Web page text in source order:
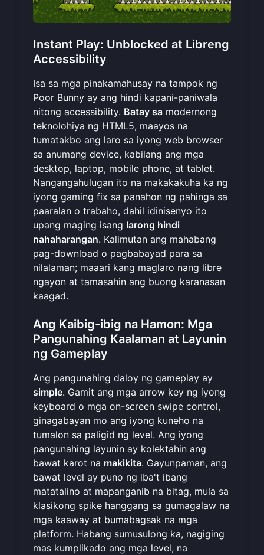
Instant Play: Unblocked at Libreng
Accessibility
Isa sa mga pinakamahusay na tampok ng
Poor Bunny ay ang hindi kapani-paniwala
nitong accessibility. Batay sa modernong
teknolohiya ng HTML5, maayos na
tumatakbo ang laro sa iyong web browser
sa anumang device, kabilang ang mga
desktop, laptop, mobile phone, at tablet.
Nangangahulugan ito na makakakuha ka ng
iyong gaming fix sa panahon ng pahinga sa
paaralan o trabaho, dahil idinisenyo ito
upang maging isang larong hindi
nahaharangan. Kalimutan ang mahabang
pag-download o pagbabayad para sa
nilalaman; maaari kang maglaro nang libre
ngayon at tamasahin ang buong karanasan
kaagad.
Ang Kaibig-ibig na Hamon: Mga
Pangunahing Kaalaman at Layunin
ng Gameplay
Ang pangunahing daloy ng gameplay ay
simple. Gamit ang mga arrow key ng iyong
keyboard o mga on-screen swipe control,
ginagabayan mo ang iyong kuneho na
tumalon sa paligid ng level. Ang iyong
pangunahing layunin ay kolektahin ang
bawat karot na makikita. Gayunpaman, ang
bawat level ay puno ng iba't ibang
matatalino at mapanganib na bitag, mula sa
klasikong spike hanggang sa gumagalaw na
mga kaaway at bumabagsak na mga
platform. Habang sumusulong ka, nagiging
mas kumplikado ang mga level, na